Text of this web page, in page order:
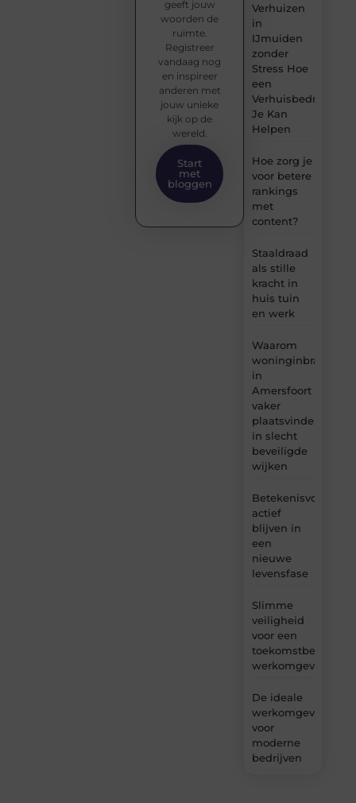
Verhuizen
in
IJmuiden
zonder
Stress Hoe
een
Verhuisbedrijf
Je Kan
Helpen
Hoe zorg je
voor betere
rankings
met
content?
Staaldraad
als stille
kracht in
huis tuin
en werk
Waarom
woninginbraken
in
Amersfoort
vaker
plaatsvinden
in slecht
beveiligde
wijken
Betekenisvol
actief
blijven in
een
nieuwe
levensfase
Slimme
veiligheid
voor een
werkomgeving
De ideale
werkomgeving
voor
moderne
bedrijven
geeft jouw
woorden de
ruimte.
Registreer
vandaag nog
en inspireer
anderen met
jouw unieke
kijk op de
wereld.
Start
met
bloggen